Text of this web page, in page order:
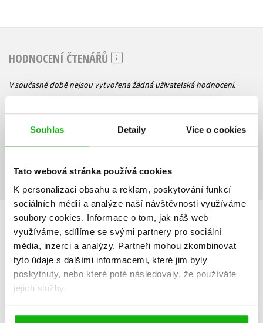
Souhlas Detaily Více o cookies
Tato webová stránka používá cookies
K personalizaci obsahu a reklam, poskytování funkcí
sociálních médií a analýze naší návštěvnosti využíváme
soubory cookies. Informace o tom, jak náš web
využíváme, sdílíme se svými partnery pro sociální
média, inzerci a analýzy. Partneři mohou zkombinovat
tyto údaje s dalšími informacemi, které jim byly
poskytnuty, nebo které poté následovaly, že používáte
jejich služby.
HODNOCENÍ ČTENÁŘŮ
V současné době nejsou vytvořena žádná uživatelská hodnocení.
Vaše hodnocení
Uživatelskou recenzi mohou vkládat pouze registrovaní uživatelé
Přihlásit
AUTOR KNIHY